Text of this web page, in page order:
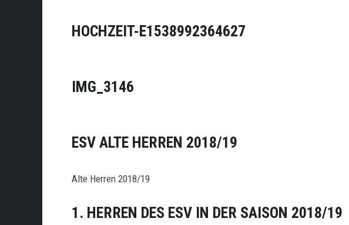
HOCHZEIT-E1538992364627
IMG_3146
ESV ALTE HERREN 2018/19
Alte Herren 2018/19
1. HERREN DES ESV IN DER SAISON 2018/19